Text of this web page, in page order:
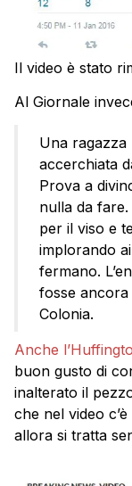
Il video è stato
Al Giornale
Una ragazza
accerchiata
Prova a
nulla da
per il viso e
implorando
fermano.
fosse ancora
Colonia.
Anche
buon gusto di
inalterato il
che nel video
allora si tratta